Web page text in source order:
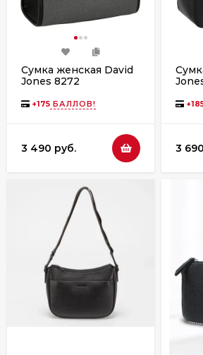
Сумка женская David
Jones 8272
+175 БАЛЛОВ!
3 490 руб.
+
3